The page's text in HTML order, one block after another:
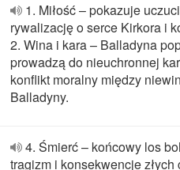
1. Miłość – pokazuje
rywalizację o serce Kirkora i
2. Wina i kara – Balladyna
prowadzą do nieuchronnej
konflikt moralny między
Balladyny.
4. Śmierć – końcowy los
tragizm i konsekwencje złych